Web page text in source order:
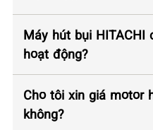
Máy hút bụi HITACHI
hoạt động?
Cho tôi xin giá motor
không?